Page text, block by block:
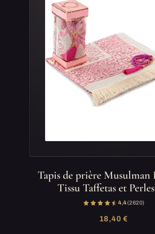
Tapis de prière Musulman
Tissu Taffetas et
4,4(2 620)
18,40 €